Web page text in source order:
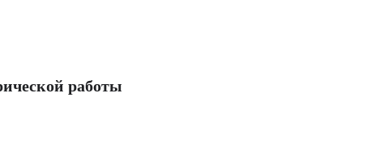
работы